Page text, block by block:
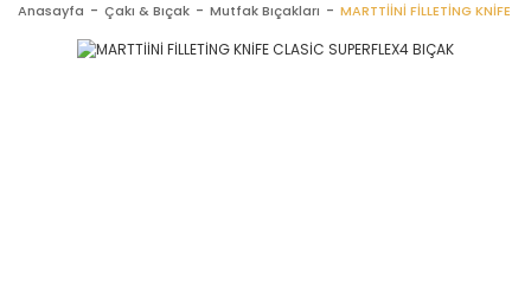
Anasayfa Çakı & Bıçak Mutfak Bıçakları MARTTİİNİ FİLLETİNG KNİFE